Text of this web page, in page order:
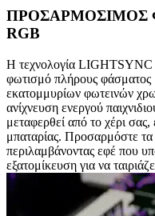
ΠΡΟΣΑΡΜΟΣΙΜΟΣ
RGB
Η τεχνολογία LIGHTSYNC
φωτισμό πλήρους φάσματος
εκατομμυρίων φωτεινών
ανίχνευση ενεργού
μεταφερθεί από το χέρι σας,
μπαταρίας. Προσαρμόστε
περιλαμβάνοντας εφέ που
εξατομίκευση για να